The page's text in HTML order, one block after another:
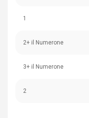
1
2+ il Numerone
3+ il Numerone
2